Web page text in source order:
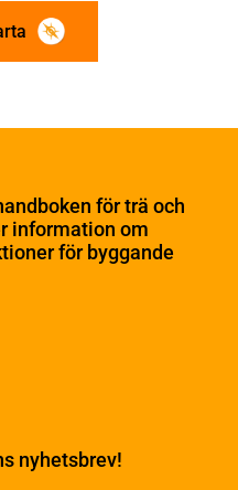
för trä och
information om
för byggande
nyhetsbrev!